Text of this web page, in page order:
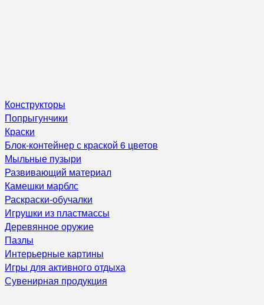
Конструкторы
Попрыгунчики
Краски
Блок-контейнер с краской 6 цветов
Мыльные пузыри
Развивающий материал
Камешки марблс
Раскраски-обучалки
Игрушки из пластмассы
Деревянное оружие
Пазлы
Интерьерные картины
Игры для активного отдыха
Сувенирная продукция